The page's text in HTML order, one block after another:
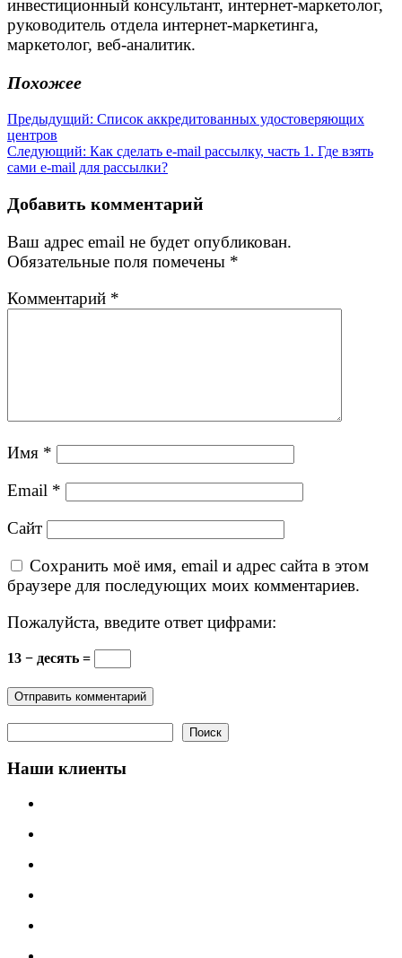
инвестиционный консультант, интернет-маркетолог,
руководитель отдела интернет-маркетинга,
маркетолог, веб-аналитик.
Похожее
Навигация
по
записям
Предыдущий: Предыдущая
Список аккредитованных удостоверяющих
центров
Следующий: Следующая
запись:
Как сделать e-mail рассылку, часть 1. Где взять
сами e-mail для рассылки?
Добавить комментарий
Ваш адрес email не будет опубликован.
Обязательные поля помечены *
Комментарий *
Имя *
Email *
Сайт
Сохранить моё имя, email и адрес сайта в этом
браузере для последующих моих комментариев.
Пожалуйста, введите ответ цифрами:
13 − десять =
Поиск
Наши клиенты